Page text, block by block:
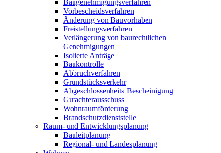
Baugenehmigungsverfahren
Vorbescheidsverfahren
Änderung von Bauvorhaben
Freistellungsverfahren
Verlängerung von baurechtlichen
Genehmigungen
Isolierte Anträge
Baukontrolle
Abbruchverfahren
Grundstücksverkehr
Abgeschlossenheits-Bescheinigung
Gutachterausschuss
Wohnraumförderung
Brandschutzdienststelle
Raum- und Entwicklungsplanung
Bauleitplanung
Regional- und Landesplanung